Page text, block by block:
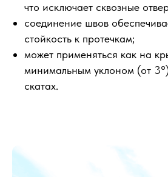
что исключает сквозные
соединение швов
стойкость к протечкам;
может применяться как на
минимальным уклоном (от
скатах.